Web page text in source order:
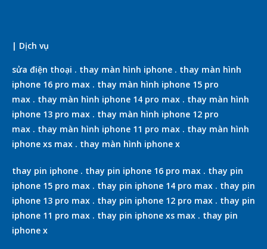
| Dịch vụ
sửa điện thoại . thay màn hình iphone . thay màn hình
iphone 16 pro max . thay màn hình iphone 15 pro
max . thay màn hình iphone 14 pro max . thay màn hình
iphone 13 pro max . thay màn hình iphone 12 pro
max . thay màn hình iphone 11 pro max . thay màn hình
iphone xs max . thay màn hình iphone x
thay pin iphone . thay pin iphone 16 pro max . thay pin
iphone 15 pro max . thay pin iphone 14 pro max . thay pin
iphone 13 pro max . thay pin iphone 12 pro max . thay pin
iphone 11 pro max . thay pin iphone xs max . thay pin
iphone x